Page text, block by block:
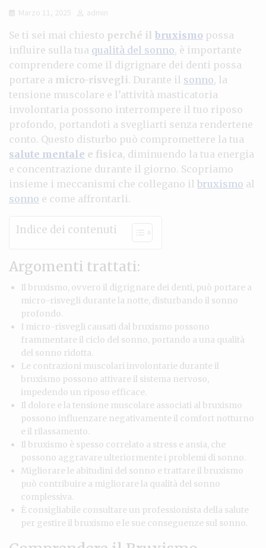
Marzo 11, 2025 admin
Se ti sei mai chiesto perché il bruxismo possa
influire sulla tua qualità del sonno, è importante
comprendere come il digrignare dei denti possa
portare a micro-risvegli. Durante il sonno, la
tensione muscolare e l’attività masticatoria
involontaria possono interrompere il tuo riposo
profondo, portandoti a svegliarti senza rendertene
conto. Questo disturbo può compromettere la tua
salute mentale e fisica, diminuendo la tua energia
e concentrazione durante il giorno. Scopriamo
insieme i meccanismi che collegano il bruxismo al
sonno e come affrontarli.
Indice dei contenuti
Argomenti trattati:
Il bruxismo, ovvero il digrignare dei denti, può portare a
micro-risvegli durante la notte, disturbando il sonno
profondo.
I micro-risvegli causati dal bruxismo possono
frammentare il ciclo del sonno, portando a una qualità
del sonno ridotta.
Le contrazioni muscolari involontarie durante il
bruxismo possono attivare il sistema nervoso,
impedendo un riposo efficace.
Il dolore e la tensione muscolare associati al bruxismo
possono influenzare negativamente il comfort notturno
e il rilassamento.
Il bruxismo è spesso correlato a stress e ansia, che
possono aggravare ulteriormente i problemi di sonno.
Migliorare le abitudini del sonno e trattare il bruxismo
può contribuire a migliorare la qualità del sonno
complessiva.
È consigliabile consultare un professionista della salute
per gestire il bruxismo e le sue conseguenze sul sonno.